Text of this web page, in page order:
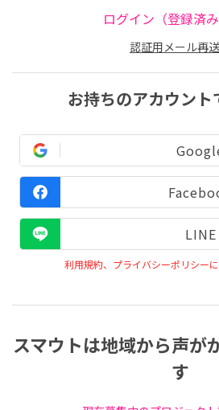
ログイン（登録済み
認証用メール再
お持ちのアカウント
LINE
利用規約、プライバシーポリシー
スマウトは地域から声が
す